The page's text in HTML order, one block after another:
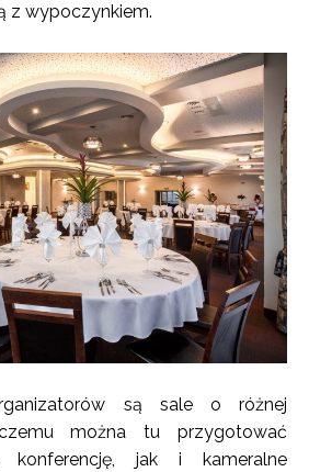
z wypoczynkiem.
są sale o różnej
można tu przygotować
konferencję, jak i kameralne